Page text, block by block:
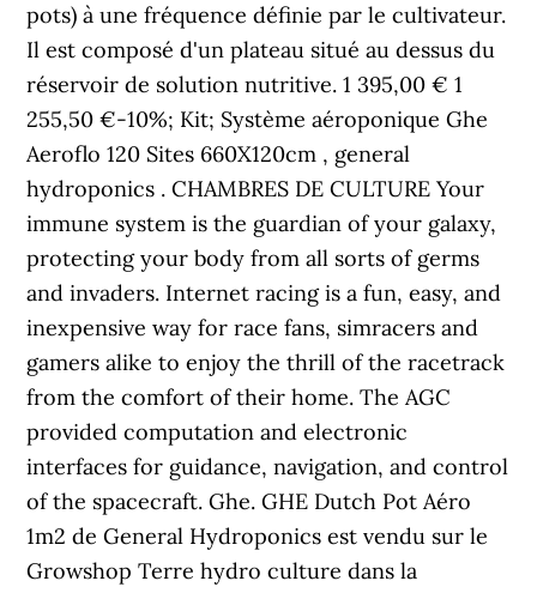
pots) à une fréquence définie par le cultivateur.
Il est composé d'un plateau situé au dessus du
réservoir de solution nutritive. 1 395,00 € 1
255,50 €-10%; Kit; Système aéroponique Ghe
Aeroflo 120 Sites 660X120cm , general
hydroponics . CHAMBRES DE CULTURE Your
immune system is the guardian of your galaxy,
protecting your body from all sorts of germs
and invaders. Internet racing is a fun, easy, and
inexpensive way for race fans, simracers and
gamers alike to enjoy the thrill of the racetrack
from the comfort of their home. The AGC
provided computation and electronic
interfaces for guidance, navigation, and control
of the spacecraft. Ghe. GHE Dutch Pot Aéro
1m2 de General Hydroponics est vendu sur le
Growshop Terre hydro culture dans la